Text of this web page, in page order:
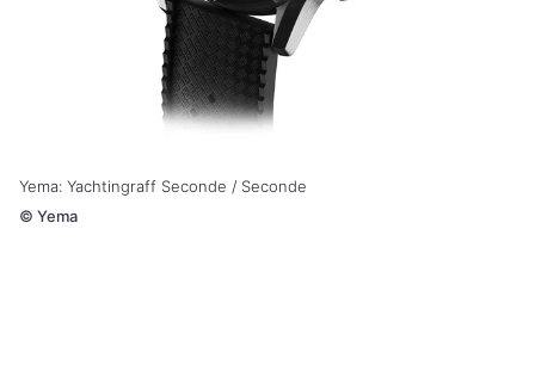
Yema: Yachtingraff Seconde / Seconde
© Yema